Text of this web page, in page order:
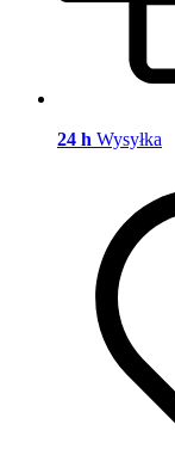
24 h Wysyłka